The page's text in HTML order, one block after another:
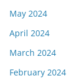
May 2024
April 2024
March 2024
February 2024